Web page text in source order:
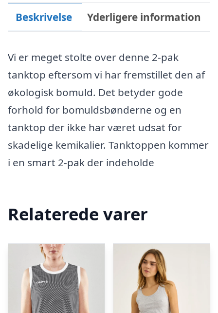
Beskrivelse Yderligere information
Vi er meget stolte over denne 2-pak
tanktop eftersom vi har fremstillet den af
økologisk bomuld. Det betyder gode
forhold for bomuldsbønderne og en
tanktop der ikke har været udsat for
skadelige kemikalier. Tanktoppen kommer
i en smart 2-pak der indeholde
Relaterede varer